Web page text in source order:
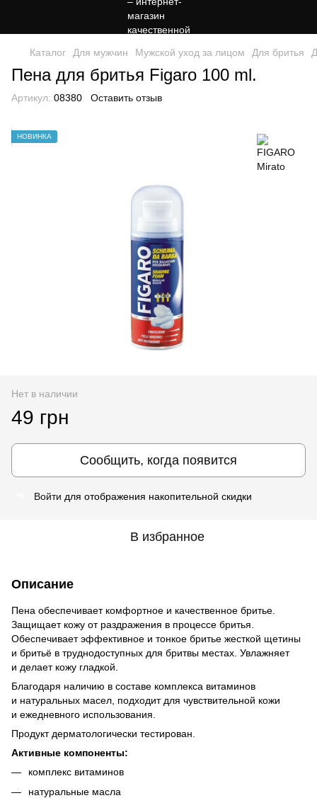
Каталог Для мужчин Мужской уход за лицом Для бритья
Пена для бритья Figaro 100 ml.
Артикул: 08380 Оставить отзыв
НОВИНКА
Нет в наличии
49 грн
Сообщить, когда появится
Войти для отображения накопительной скидки
В избранное
Описание
Пена обеспечивает комфортное и качественное бритье.
Защищает кожу от раздражения в процессе бритья.
Обеспечивает эффективное и тонкое бритье жесткой щетины
и бритьё в труднодоступных для бритвы местах. Увлажняет
и делает кожу гладкой.
Благодаря наличию в составе комплекса витаминов
и натуральных масел, подходит для чувствительной кожи
и ежедневного использования.
Продукт дерматологически тестирован.
Активные компоненты:
комплекс витаминов
натуральные масла